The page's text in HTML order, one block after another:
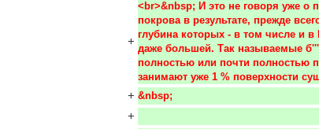
+
<br>&nbsp; И это не говоря уже о
покрова в результате, прежде
глубина которых - в том числе и в
даже большей. Так называемые
полностью или почти полностью
занимают уже 1 % поверхности
+ &nbsp;
+